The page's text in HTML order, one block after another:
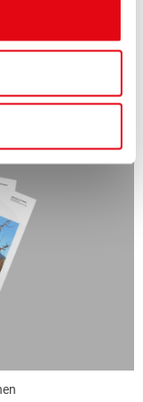
Innovationen».